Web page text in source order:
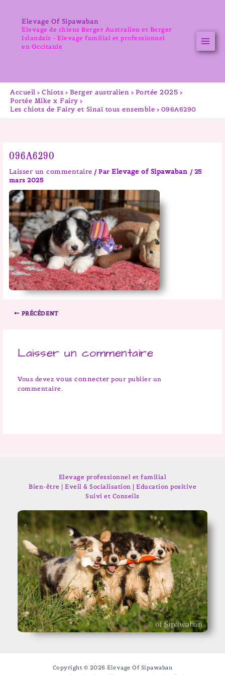
contenuElevage Of Sipawaban
Elevage de chiens Berger Australien et Berger
Islandais - Elevage familial et professionnel
en Occitanie
Accueil Chiots Berger australien
Portée 2025
Portée Mike x Fairy
Les chiots de Fairy et Sinaï tous ensemble
096A6290
096A6290
Laisser un commentaire / ParElevage of Sipawaban / 25
mars 2025
PRÉCÉDENT
Laisser un commentaire
Vous devez vous connecter pour publier un
commentaire.
Elevage professionnel et familial
Bien-être | Eveil & Socialisation | Education positive
Suivi et Conseils
Copyright © 2026 Elevage Of Sipawaban